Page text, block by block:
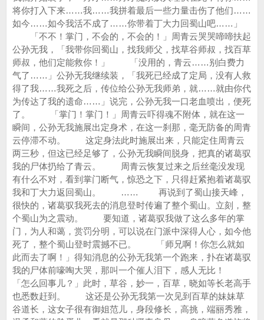
将你打入下来……我……我拼着最后一些力量击伤了他们……
如今……如今我活不成了……你带着丁大力回蜀山吧……」
「不不！掌门，不会的，不会的！」周青云哭哭啼啼扶起
公孙无我，「我带你回蜀山，找我师父，找草谷师叔，找百草
师叔，他们定能救你！」 「没用的，青云……别白费力
气了……」公孙无我继续装，「我死已经成了定局，没有人救
得了我……我死之后，传位给公孙无我师弟，就……就由你代
为传达了我的遗命……」说完，公孙无我一口老血喷出，便死
了。 「掌门！掌门！」周青云吓得魂不附体，就在这一
瞬间，公孙无我施展出定身术，在这一刹那，毫无防备的周青
云停滞不动。 这定身法此时施展出来，只能定住周青云
两三秒，但这已经足够了，公孙无我瞬间脱身，把真的诸葛驭
我的尸体扔给了青云。 周青云恢复过来之后丝毫没发现
有什么不对，看到掌门断气，惊恐之下，只得赶紧抱着诸葛驭
我和丁大力返回蜀山。 …… 再说到了蜀山接天峰，
很快的，诸葛驭我死去的消息登时传遍了整个蜀山。立刻，整
个蜀山为之震动。 要知道，诸葛驭我做了这么多年的掌
门，为人和蔼，赏罚分明，可以说在门派中深得人心，如今他
死了，整个蜀山登时震撼不已。 「师兄啊！你怎么就如
此而去了啊！」得知消息的公孙无我第一个跑来，扑在诸葛驭
我的尸体前嚎啕大哭，那叫一个催人泪下，感人无比！
「怎么回事儿？」此时，草谷，妙一，百草，晓如等长老高手
也悉数赶到。 这还是公孙无我第一次见到百草的妹妹草
谷道长，这女子很有御姐范儿，身段修长，高挑，端丽秀雅，